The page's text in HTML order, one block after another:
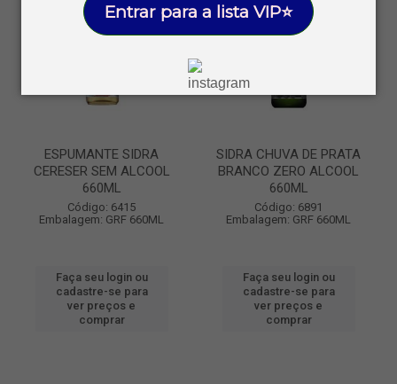
Entrar para a lista VIP⭐
ESPUMANTE SIDRA
CERESER SEM ALCOOL
660ML
Código: 6415
Embalagem: GRF 660ML
Faça seu login ou
cadastre-se para
ver preços e
comprar
SIDRA CHUVA DE PRATA
BRANCO ZERO ALCOOL
660ML
Código: 6891
Embalagem: GRF 660ML
Faça seu login ou
cadastre-se para
ver preços e
comprar